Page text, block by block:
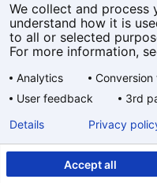
Cookies
Privacy statement
Toegankelijkheid
Algemene
We collect and
understand how it is
to all or selected
For more information,
Analytics
User feedback
3rd
Accept all
Details Privacy